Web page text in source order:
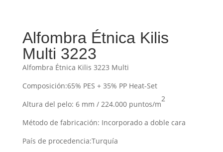
Alfombra Étnica Kilis
Multi 3223
Alfombra Étnica Kilis 3223 Multi
Composición:65% PES + 35% PP Heat-Set
Altura del pelo: 6 mm / 224.000 puntos/m
2
Método de fabricación: Incorporado a doble cara
País de procedencia:Turquía